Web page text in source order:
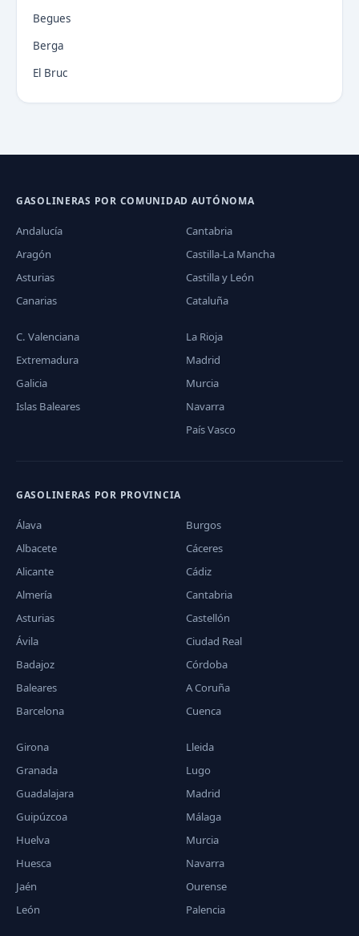
Begues
Berga
El Bruc
GASOLINERAS POR COMUNIDAD AUTÓNOMA
Andalucía
Aragón
Asturias
Canarias
Cantabria
Castilla-La Mancha
Castilla y León
Cataluña
C. Valenciana
Extremadura
Galicia
Islas Baleares
La Rioja
Madrid
Murcia
Navarra
País Vasco
GASOLINERAS POR PROVINCIA
Álava
Albacete
Alicante
Almería
Asturias
Ávila
Badajoz
Baleares
Barcelona
Burgos
Cáceres
Cádiz
Cantabria
Castellón
Ciudad Real
Córdoba
A Coruña
Cuenca
Girona
Granada
Guadalajara
Guipúzcoa
Huelva
Huesca
Jaén
León
Lleida
Lugo
Madrid
Málaga
Murcia
Navarra
Ourense
Palencia